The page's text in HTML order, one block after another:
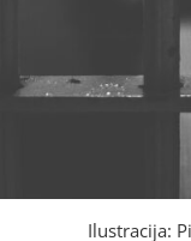
Ilustracija: